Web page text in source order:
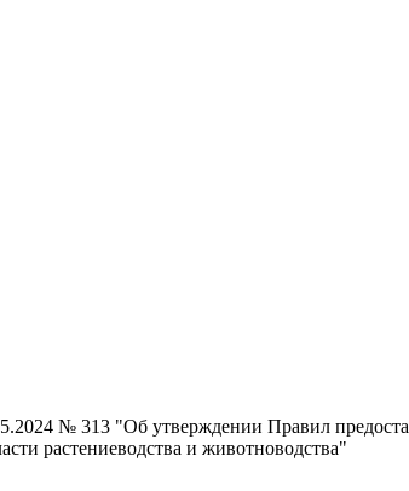
№ 313 "Об утверждении Правил
растениеводства и животноводства"